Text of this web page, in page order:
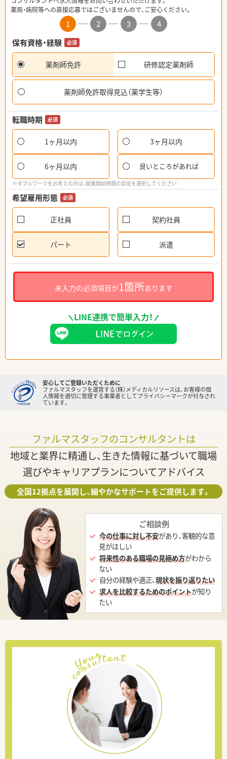
薬局・病院等への直接応募ではございませんので、ご安心ください。
1 2 3
4
保有資格・経験
必須
薬剤師免許 研修認定薬剤師
薬剤師免許取得見込（薬学生等）
転職時期 必須
1ヶ月以内 3ヶ月以内
6ヶ月以内 良いところがあれば
※ダブルワークをお考えの方は、就業開始時期の目安を選択してください
希望雇用形態 必須
正社員 契約社員
パート 派遣
未入力の必須項目が1箇所あります
LINE連携で簡単入力！
安心してご登録いただくために
ファルマスタッフを運営する（株）メディカルリソースは、お客様の個
人情報を適切に管理する事業者としてプライバシーマークが付与され
ています。
ファルマスタッフのコンサルタントは
地域と業界に精通し、生きた情報に基づいて職場
選びやキャリアプランについてアドバイス
全国12拠点を展開し、細やかなサポートをご提供します。
ご相談例
今の仕事に対し不安があり、客観的な意
見がほしい
将来性のある職場の見極め方がわから
ない
自分の経験や適正、現状を振り返りたい
求人を比較するためのポイントが知り
たい